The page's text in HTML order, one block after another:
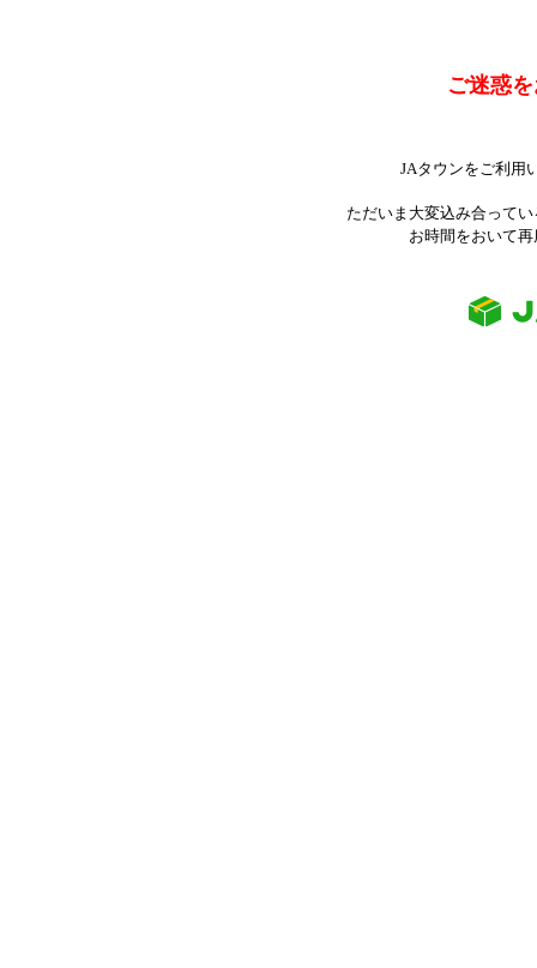
ご迷惑
JAタウンをご利用
ただいま大変込み合って
お時間をおいて